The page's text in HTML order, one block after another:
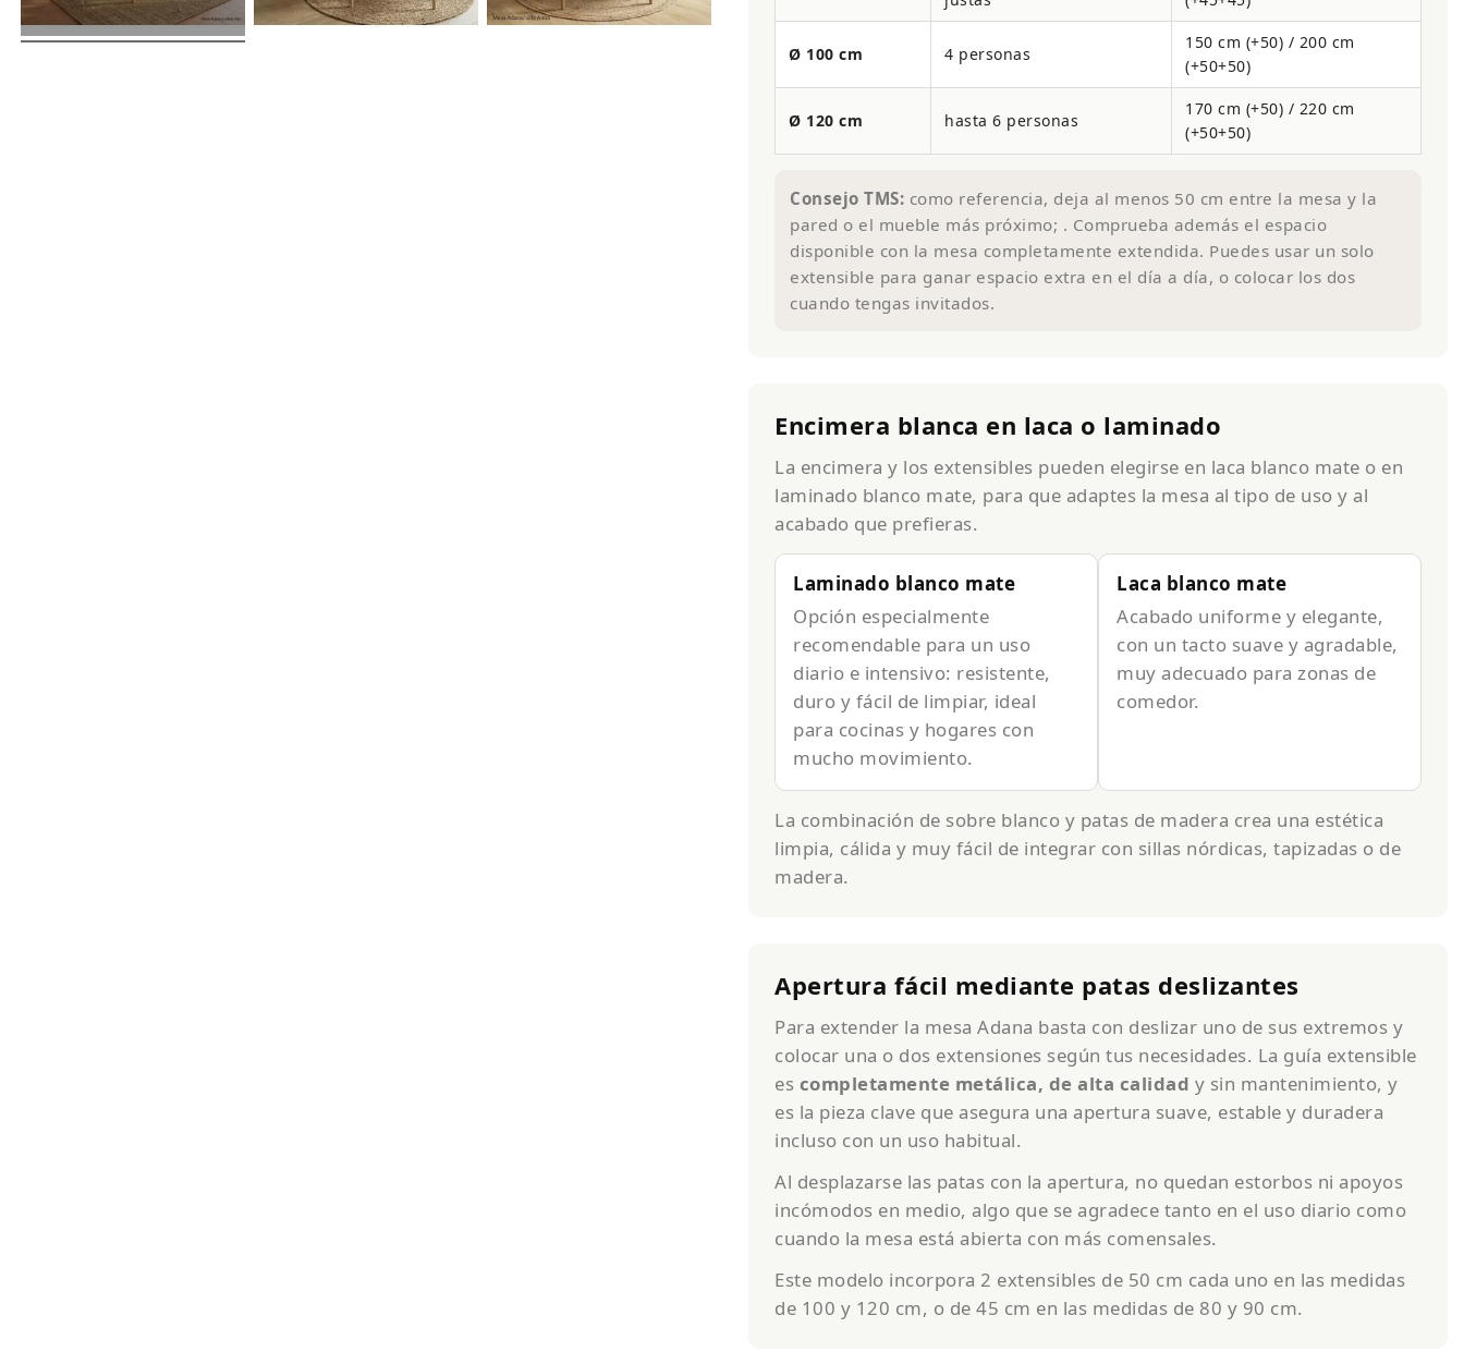
Ø 100 cm 4 personas
150 cm (+50) / 200 cm
(+50+50)
Ø 120 cm hasta 6 personas
170 cm (+50) / 220 cm
(+50+50)
Consejo TMS: como referencia, deja al menos 50 cm entre la mesa y la
pared o el mueble más próximo; . Comprueba además el espacio
disponible con la mesa completamente extendida. Puedes usar un solo
extensible para ganar espacio extra en el día a día, o colocar los dos
cuando tengas invitados.
Encimera blanca en laca o laminado
La encimera y los extensibles pueden elegirse en laca blanco mate o en
laminado blanco mate, para que adaptes la mesa al tipo de uso y al
acabado que prefieras.
Laminado blanco mate
Opción especialmente
recomendable para un uso
diario e intensivo: resistente,
duro y fácil de limpiar, ideal
para cocinas y hogares con
mucho movimiento.
Laca blanco mate
Acabado uniforme y elegante,
con un tacto suave y agradable,
muy adecuado para zonas de
comedor.
La combinación de sobre blanco y patas de madera crea una estética
limpia, cálida y muy fácil de integrar con sillas nórdicas, tapizadas o de
madera.
Apertura fácil mediante patas deslizantes
Para extender la mesa Adana basta con deslizar uno de sus extremos y
colocar una o dos extensiones según tus necesidades. La guía extensible
es completamente metálica, de alta calidad y sin mantenimiento, y
es la pieza clave que asegura una apertura suave, estable y duradera
incluso con un uso habitual.
Al desplazarse las patas con la apertura, no quedan estorbos ni apoyos
incómodos en medio, algo que se agradece tanto en el uso diario como
cuando la mesa está abierta con más comensales.
Este modelo incorpora 2 extensibles de 50 cm cada uno en las medidas
de 100 y 120 cm, o de 45 cm en las medidas de 80 y 90 cm.